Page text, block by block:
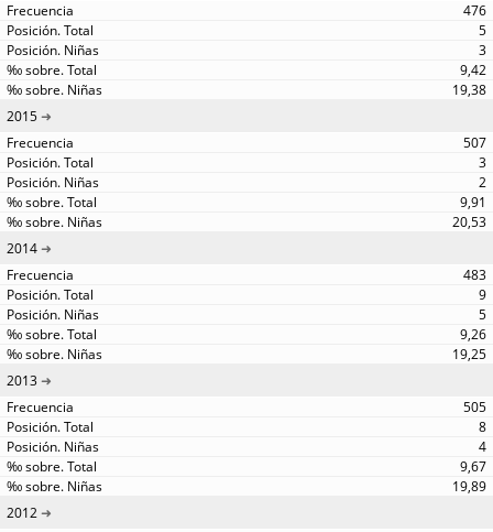
476
5
3
9,42
19,38
2015
507
3
2
9,91
20,53
2014
483
9
5
9,26
19,25
2013
505
8
4
9,67
19,89
2012